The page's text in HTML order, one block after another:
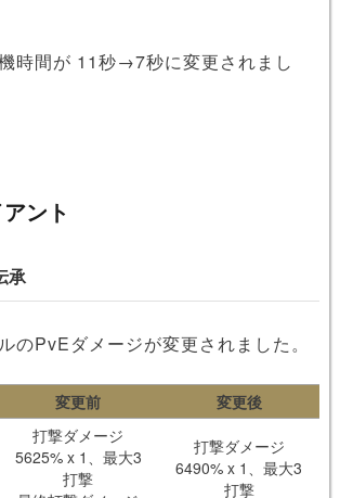
時間が 11秒→7秒に変更されまし
ント
承
のPvEダメージが変更されました。
変更前 変更後
打撃ダメージ
5625% x 1、最大3
打撃
打撃ダメージ
6490% x 1、最大3
打撃